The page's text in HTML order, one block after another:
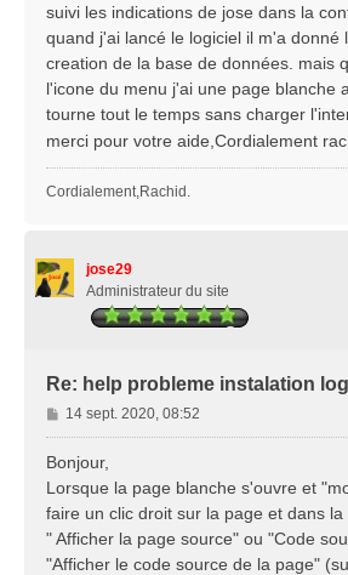
g
e
suivi les indications de jose dans la
quand j'ai lancé le logiciel il m'a donné
creation de la base de données. mais
l'icone du menu j'ai une page blanche
tourne tout le temps sans charger
merci pour votre aide,Cordialement
Cordialement,Rachid.
jose29
Administrateur du site
Re: help probleme instalation
M
e
a
g
e
14 sept. 2020, 08:52
Bonjour,
Lorsque la page blanche s'ouvre et
faire un clic droit sur la page et dans
" Afficher la page source" ou "Code
"Afficher le code source de la page"